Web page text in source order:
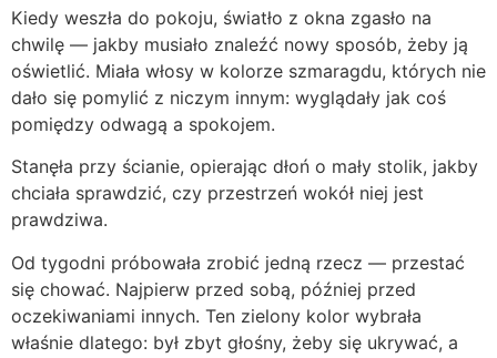
Kiedy weszła do pokoju, światło z okna zgasło na
chwilę — jakby musiało znaleźć nowy sposób, żeby ją
oświetlić. Miała włosy w kolorze szmaragdu, których nie
dało się pomylić z niczym innym: wyglądały jak coś
pomiędzy odwagą a spokojem.
Stanęła przy ścianie, opierając dłoń o mały stolik, jakby
chciała sprawdzić, czy przestrzeń wokół niej jest
prawdziwa.
Od tygodni próbowała zrobić jedną rzecz — przestać
się chować. Najpierw przed sobą, później przed
oczekiwaniami innych. Ten zielony kolor wybrała
właśnie dlatego: był zbyt głośny, żeby się ukrywać, a